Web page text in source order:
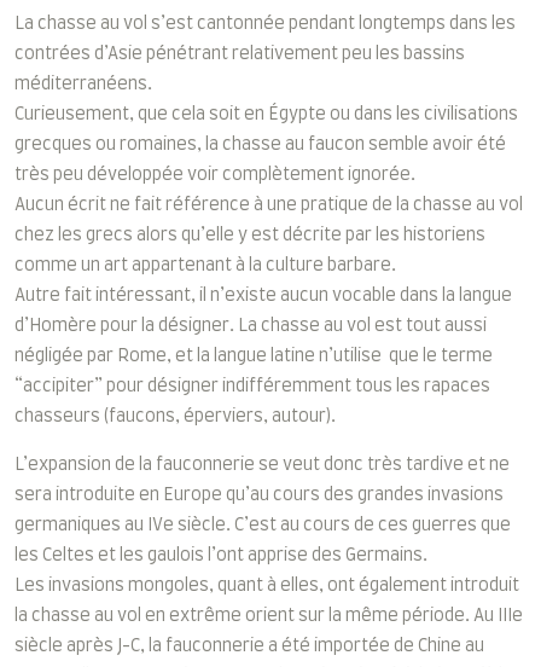
La chasse au vol s’est cantonnée pendant longtemps dans les
contrées d’Asie pénétrant relativement peu les bassins
méditerranéens.
Curieusement, que cela soit en Égypte ou dans les civilisations
grecques ou romaines, la chasse au faucon semble avoir été
très peu développée voir complètement ignorée.
Aucun écrit ne fait référence à une pratique de la chasse au vol
chez les grecs alors qu’elle y est décrite par les historiens
comme un art appartenant à la culture barbare.
Autre fait intéressant, il n’existe aucun vocable dans la langue
d’Homère pour la désigner. La chasse au vol est tout aussi
négligée par Rome, et la langue latine n’utilise que le terme
“accipiter” pour désigner indifféremment tous les rapaces
chasseurs (faucons, éperviers, autour).
L’expansion de la fauconnerie se veut donc très tardive et ne
sera introduite en Europe qu’au cours des grandes invasions
germaniques au IVe siècle. C’est au cours de ces guerres que
les Celtes et les gaulois l’ont apprise des Germains.
Les invasions mongoles, quant à elles, ont également introduit
la chasse au vol en extrême orient sur la même période. Au IIIe
siècle après J-C, la fauconnerie a été importée de Chine au